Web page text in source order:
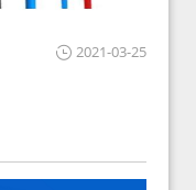
2021-03-25